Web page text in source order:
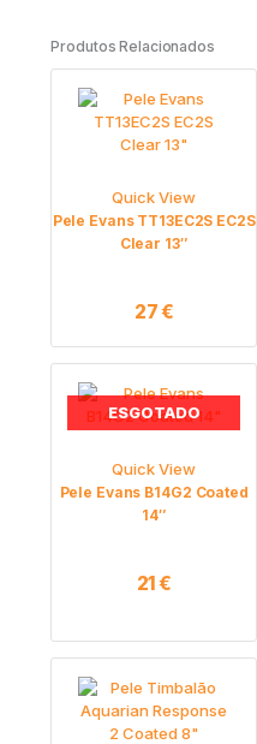
Produtos Relacionados
Quick View
Pele Evans TT13EC2S EC2S
Clear 13″
27€
ESGOTADO
Quick View
Pele Evans B14G2 Coated
14″
21€